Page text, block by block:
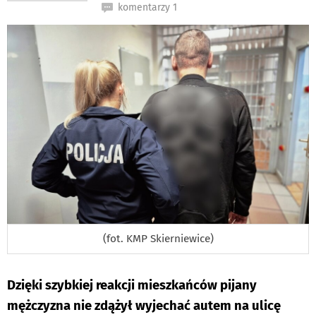
komentarzy 1
(fot. KMP Skierniewice)
Dzięki szybkiej reakcji mieszkańców pijany
mężczyzna nie zdążył wyjechać autem na ulicę